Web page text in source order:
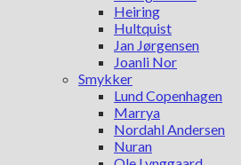
Heiring
Hultquist
Jan Jørgensen
Joanli Nor
Smykker
Lund Copenhagen
Marrya
Nordahl Andersen
Nuran